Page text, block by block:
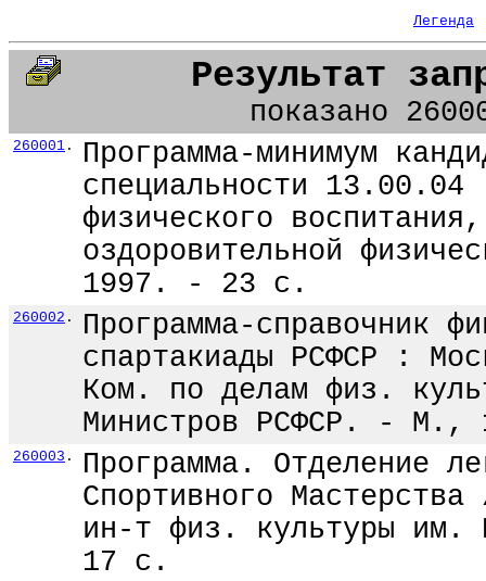
Легенда
Результат
показано
260001 .
Программа-минимум
специальности
физического
оздоровительной
1997. - 23 с.
260002 .
Программа-справочник
спартакиады РСФСР :
Ком. по делам физ.
Министров РСФСР. -
260003 .
Программа. Отделение
Спортивного
ин-т физ. культуры
17 с.